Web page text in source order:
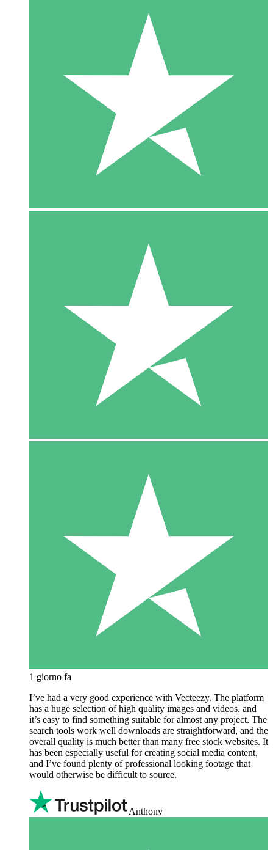
1 giorno fa
I’ve had a very good experience with Vecteezy. The platform
has a huge selection of high quality images and videos, and
it’s easy to find something suitable for almost any project. The
search tools work well downloads are straightforward, and the
overall quality is much better than many free stock websites. It
has been especially useful for creating social media content,
and I’ve found plenty of professional looking footage that
would otherwise be difficult to source.
Anthony